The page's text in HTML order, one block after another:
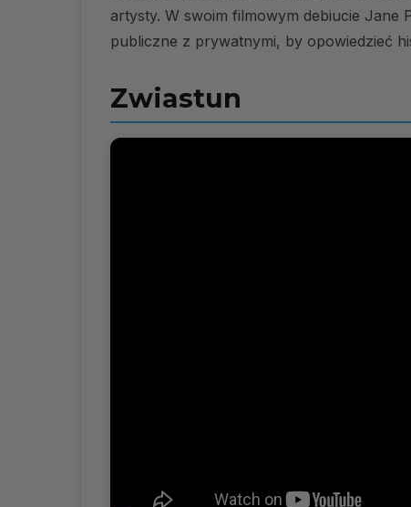
artysty. W swoim filmowym debiucie Jane
publiczne z prywatnymi, by opowiedzieć
Zwiastun